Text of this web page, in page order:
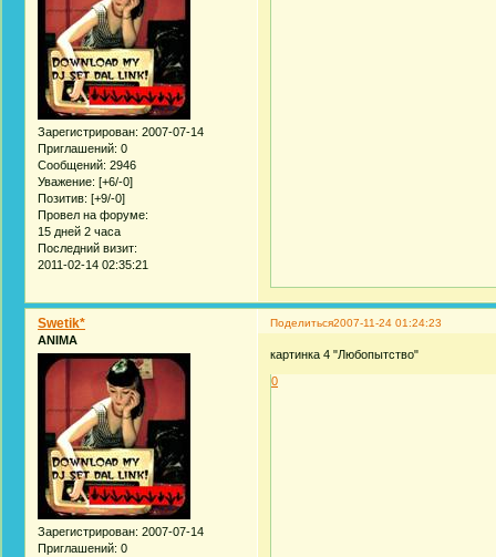
Зарегистрирован: 2007-07-14
Приглашений: 0
Сообщений: 2946
Уважение: [+6/-0]
Позитив: [+9/-0]
Провел на форуме:
15 дней 2 часа
Последний визит:
2011-02-14 02:35:21
Поделиться2007-11-24 01:24:23
Swetik*
ANIMA
Зарегистрирован: 2007-07-14
Приглашений: 0
картинка 4 "Любопытство"
0